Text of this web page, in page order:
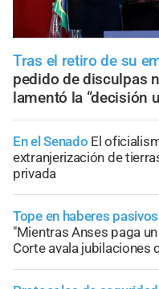
Tras el retiro de su
pedido de disculpas
lamentó la “decisión
En el Senado El
extranjerización de
privada
Tope en haberes
"Mientras Anses paga
Corte avala jubilaciones